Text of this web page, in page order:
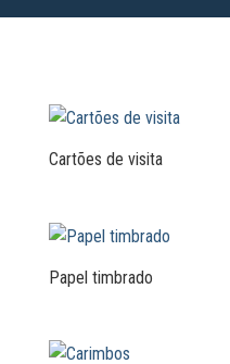
Cartões de visita
Papel timbrado